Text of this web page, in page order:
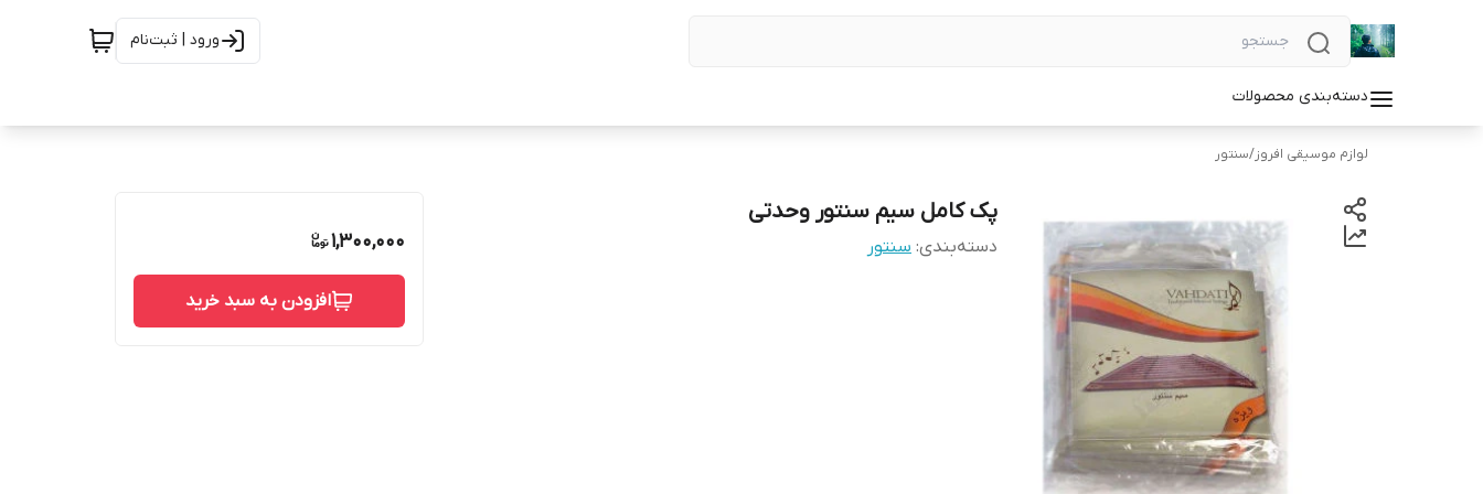
ورود | ثبت‌نام
دسته‌بندی محصولات
لوازم موسیقی افروز/سنتور
پک کامل سیم سنتور وحدتی
دسته‌بندی: سنتور 1,300,000
افزودن به سبد خرید